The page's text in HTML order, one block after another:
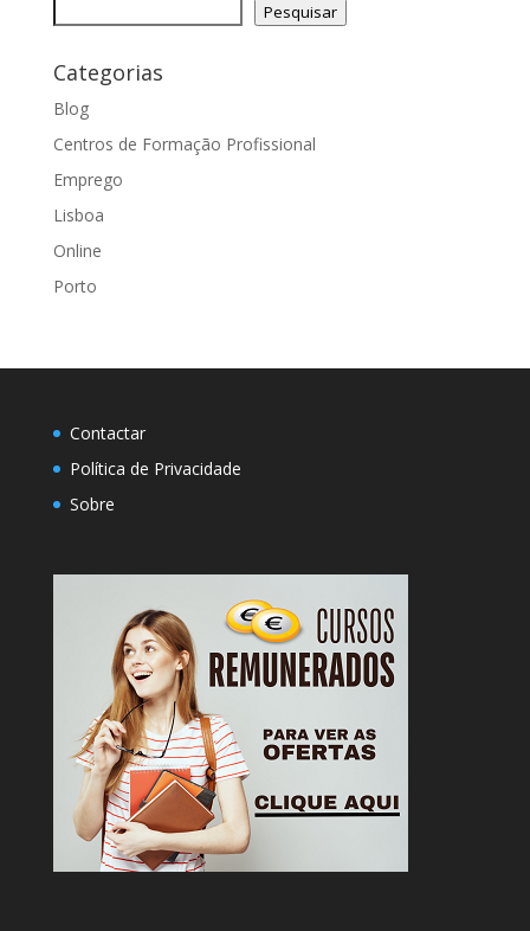
Pesquisar
Categorias
Blog
Centros de Formação Profissional
Emprego
Lisboa
Online
Porto
Contactar
Política de Privacidade
Sobre